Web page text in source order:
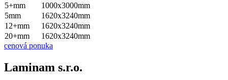
5+mm
1000x3000mm
5mm
1620x3240mm
12+mm
1620x3240mm
20+mm
1620x3240mm
cenová ponuka
Laminam s.r.o.